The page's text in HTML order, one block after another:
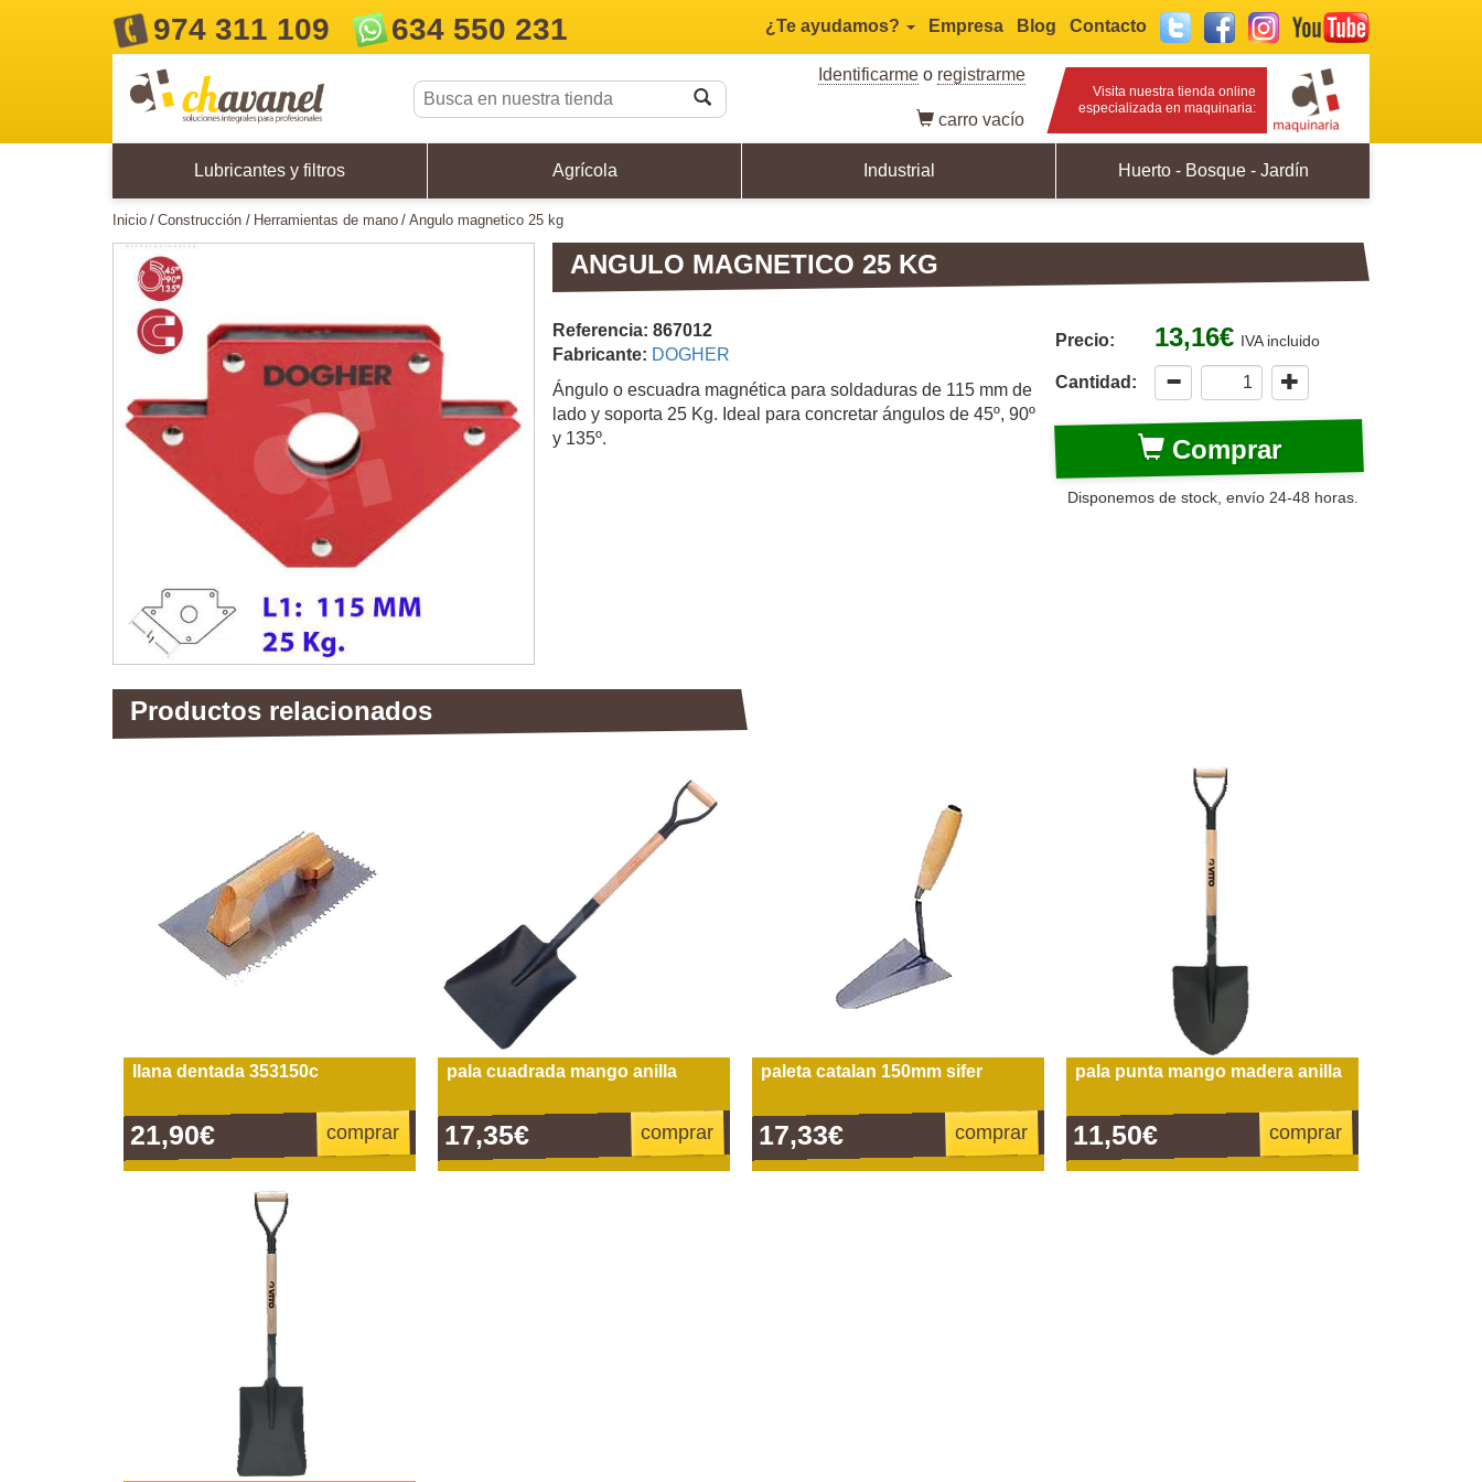
974 311 109 634 550 231 ¿Te ayudamos? Empresa Blog Contacto Twitter FacebookInstagram
Identificarmeo registrarme
carro vacío
Visita nuestra tienda online
especializada en maquinaria:
Lubricantes y filtros Agrícola Industrial Huerto - Bosque - Jardín
inicio construcción herramientas de mano angulo magnetico 25 kg
ANGULO MAGNETICO 25 KG
Precio: 13,16€ IVA incluido
Cantidad:
Comprar
Disponemos de stock, envío 24-48 horas.
Referencia: 867012
Fabricante: DOGHER
Ángulo o escuadra magnética para soldaduras de 115 mm de
lado y soporta 25 Kg. Ideal para concretar ángulos de 45º, 90º
y 135º.
Productos relacionados
llana dentada 353150c
21,90€ comprar
pala cuadrada mango anilla
17,35€ comprar
paleta catalan 150mm sifer
17,33€ comprar
pala punta mango madera anilla
11,50€ comprar